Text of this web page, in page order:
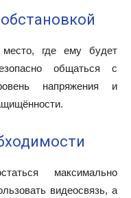
где ему будет
общаться с
напряжения и
максимально
видеосвязь, а